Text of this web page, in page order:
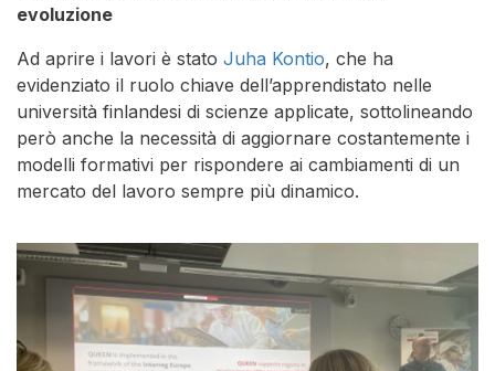
evoluzione
Ad aprire i lavori è stato Juha Kontio, che ha
evidenziato il ruolo chiave dell’apprendistato nelle
università finlandesi di scienze applicate, sottolineando
però anche la necessità di aggiornare costantemente i
modelli formativi per rispondere ai cambiamenti di un
mercato del lavoro sempre più dinamico.